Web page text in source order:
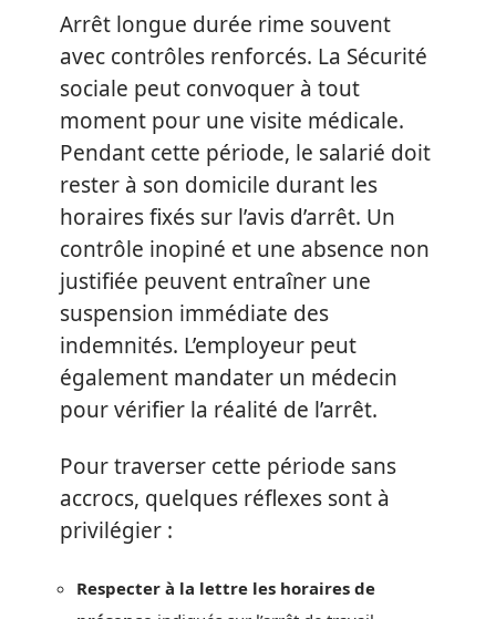
Arrêt longue durée rime souvent
avec contrôles renforcés. La Sécurité
sociale peut convoquer à tout
moment pour une visite médicale.
Pendant cette période, le salarié doit
rester à son domicile durant les
horaires fixés sur l’avis d’arrêt. Un
contrôle inopiné et une absence non
justifiée peuvent entraîner une
suspension immédiate des
indemnités. L’employeur peut
également mandater un médecin
pour vérifier la réalité de l’arrêt.
Pour traverser cette période sans
accrocs, quelques réflexes sont à
privilégier :
Respecter à la lettre les horaires de